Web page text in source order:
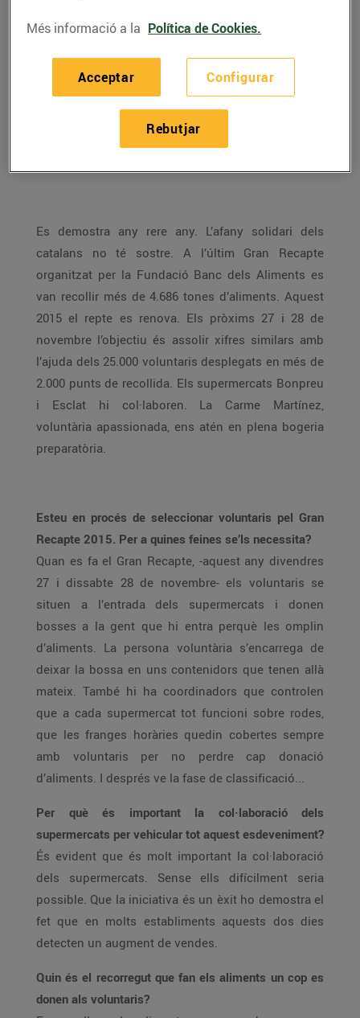
ENTREVISTA A CARME MARTÍNEZ, voluntària del
Es demostra any rere any. L’afany solidari dels
catalans no té sostre. A l’últim Gran Recapte
organitzat per la Fundació Banc dels Aliments es
van recollir més de 4.686 tones d’aliments. Aquest
2015 el repte es renova. Els pròxims 27 i 28 de
novembre l’objectiu és assolir xifres similars amb
l’ajuda dels 25.000 voluntaris desplegats en més de
2.000 punts de recollida. Els supermercats Bonpreu
i Esclat hi col·laboren. La Carme Martínez,
voluntària apassionada, ens atén en plena bogeria
preparatòria.
Esteu en procés de seleccionar voluntaris pel Gran
Recapte 2015. Per a quines feines se’ls necessita?
Quan es fa el Gran Recapte, -aquest any divendres
27 i dissabte 28 de novembre- els voluntaris se
situen a l’entrada dels supermercats i donen
bosses a la gent que hi entra perquè les omplin
d’aliments. La persona voluntària s’encarrega de
deixar la bossa en uns contenidors que tenen allà
mateix. També hi ha coordinadors que controlen
que a cada supermercat tot funcioni sobre rodes,
que les franges horàries quedin cobertes sempre
amb voluntaris per no perdre cap donació
d’aliments. I després ve la fase de classificació...
Per què és important la col·laboració dels
supermercats per vehicular tot aquest esdeveniment?
És evident que és molt important la col·laboració
dels supermercats. Sense ells difícilment seria
possible. Que la iniciativa és un èxit ho demostra el
fet que en molts establiments aquests dos dies
detecten un augment de vendes.
Quin és el recorregut que fan els aliments un cop es
donen als voluntaris?
Més informació a la Política de Cookies.
Configurar
Rebutjar
Acceptar